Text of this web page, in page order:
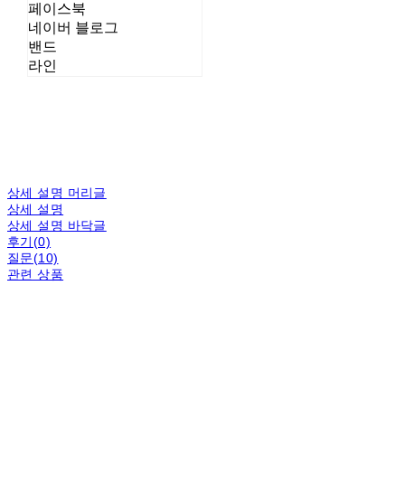
페이스북
네이버 블로그
밴드
라인
상세 설명 머리글
상세 설명
상세 설명 바닥글
후기(0)
질문(10)
관련 상품